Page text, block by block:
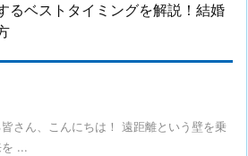
るベストタイミングを解説！結婚
さん、こんにちは！ 遠距離という壁を乗
を ...